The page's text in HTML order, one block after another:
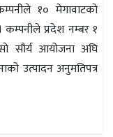
१० मेगावाटको
कम्पनीले प्रदेश नम्बर १
सौर्य आयोजना अघि
उत्पादन अनुमतिपत्र